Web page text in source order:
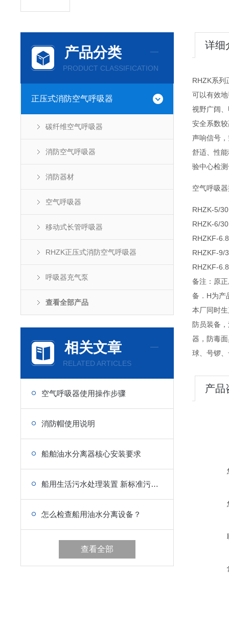
产品分类
PRODUCT CLASSIFICATION
正压式消防空气呼吸器
碳纤维空气呼吸器
消防空气呼吸器
消防器材
空气呼吸器
移动式长管呼吸器
RHZK正压式消防空气呼吸器
呼吸器充气泵
查看全部产品
相关文章
RELATED ARTICLES
空气呼吸器使用操作步骤
消防帽使用说明
船舶油水分离器核心安装要求
船用生活污水处理装置 新标准污水处理设备
怎么检查船用油水分离设备？
查看全部
详细
RHZK系列
可以有效
视野广阔
安全系数
声响信号
舒适、性
验中心检
空气呼吸
RHZK-5/30
RHZK-6/30
RHZKF-
RHZKF-9/
RHZKF-
备注：原
备．H为产
本厂同时
防员装备
器，防毒
球、号锣
产品